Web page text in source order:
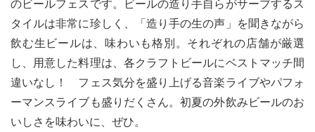
のビールフェスです。ビールの造り手自らがサーブするス
タイルは非常に珍しく、「造り手の生の声」を聞きながら
飲む生ビールは、味わいも格別。それぞれの店舗が厳選
し、用意した料理は、各クラフトビールにベストマッチ間
違いなし！ フェス気分を盛り上げる音楽ライブやパフォ
ーマンスライブも盛りだくさん。初夏の外飲みビールのお
いしさを味わいに、ぜひ。